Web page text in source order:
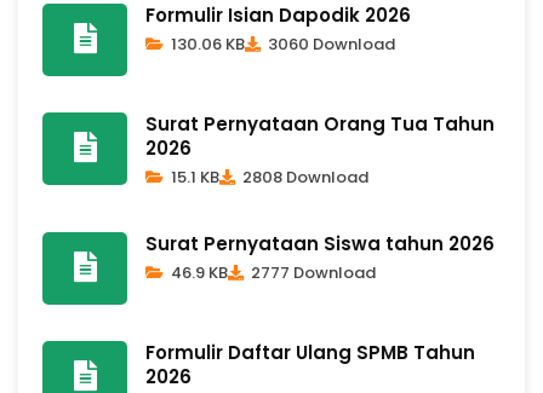
Formulir Isian Dapodik 2026
130.06 KB 3060 Download
Surat Pernyataan Orang Tua Tahun
2026
15.1 KB 2808 Download
Surat Pernyataan Siswa tahun 2026
46.9 KB 2777 Download
Formulir Daftar Ulang SPMB Tahun
2026